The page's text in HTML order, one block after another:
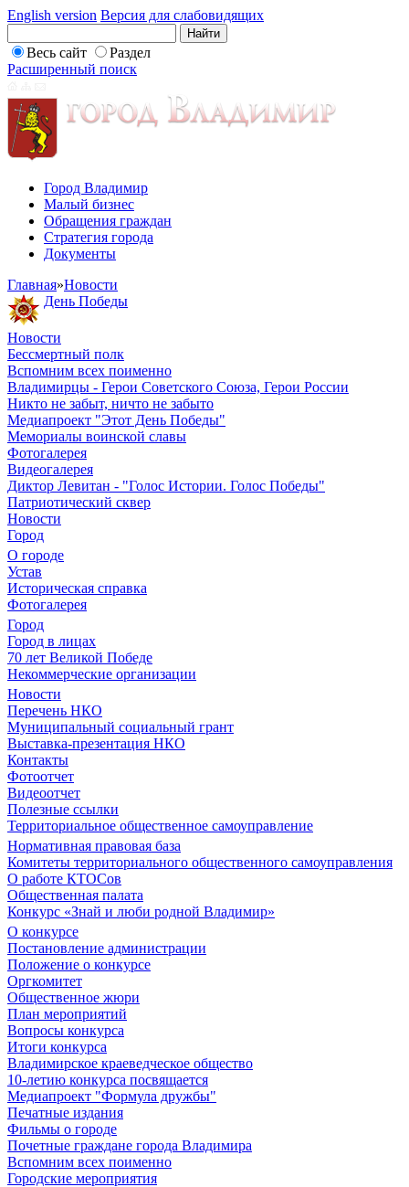
English version Версия для слабовидящих
Весь сайт
Раздел
Расширенный поиск
Город Владимир
Малый бизнес
Обращения граждан
Стратегия города
Документы
Главная»Новости
День Победы
Новости
Бессмертный полк
Вспомним всех поименно
Владимирцы - Герои Советского Союза, Герои России
Никто не забыт, ничто не забыто
Медиапроект "Этот День Победы"
Мемориалы воинской славы
Фотогалерея
Видеогалерея
Диктор Левитан - "Голос Истории. Голос Победы"
Патриотический сквер
Новости
Город
О городе
Устав
Историческая справка
Фотогалерея
Город
Город в лицах
70 лет Великой Победе
Некоммерческие организации
Новости
Перечень НКО
Муниципальный социальный грант
Выставка-презентация НКО
Контакты
Фотоотчет
Видеоотчет
Полезные ссылки
Территориальное общественное самоуправление
Нормативная правовая база
Комитеты территориального общественного самоуправления
О работе КТОСов
Общественная палата
Конкурс «Знай и люби родной Владимир»
О конкурсе
Постановление администрации
Положение о конкурсе
Оргкомитет
Общественное жюри
План мероприятий
Вопросы конкурса
Итоги конкурса
Владимирское краеведческое общество
10-летию конкурса посвящается
Медиапроект "Формула дружбы"
Печатные издания
Фильмы о городе
Почетные граждане города Владимира
Вспомним всех поименно
Городские мероприятия